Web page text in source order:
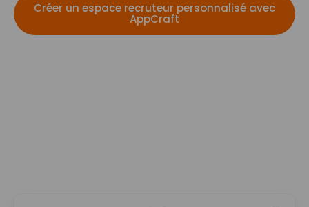
Créer un espace recruteur personnalisé avec
AppCraft